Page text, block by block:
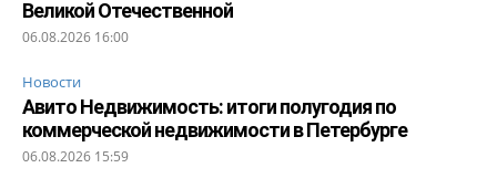
Великой Отечественной
06.08.2026 16:00
Новости
Авито Недвижимость: итоги полугодия по
коммерческой недвижимости в Петербурге
06.08.2026 15:59